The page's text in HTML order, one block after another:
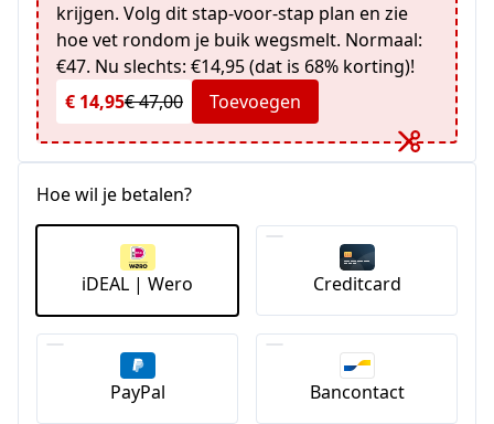
krijgen. Volg dit stap-voor-stap plan en zie
hoe vet rondom je buik wegsmelt. Normaal:
€47. Nu slechts: €14,95 (dat is 68% korting)!
€ 14,95€ 47,00 Toevoegen
Hoe wil je betalen?
iDEAL | Wero Creditcard
PayPal Bancontact